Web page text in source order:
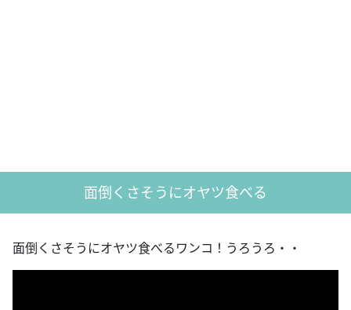
面倒くさそうにオヤツ食べる
面倒くさそうにオヤツ食べるワンコ！うろうろ・・